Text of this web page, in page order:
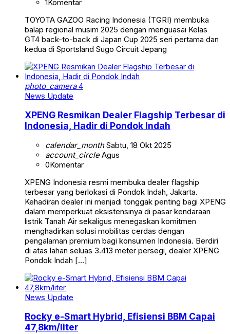
1 Komentar
TOYOTA GAZOO Racing Indonesia (TGRI) membuka
balap regional musim 2025 dengan menguasai Kelas
GT4 back-to-back di Japan Cup 2025 seri pertama dan
kedua di Sportsland Sugo Circuit Jepang
photo_camera4
News Update
XPENG Resmikan Dealer Flagship Terbesar di
Indonesia, Hadir di Pondok Indah
calendar_monthSabtu, 18 Okt 2025
account_circleAgus
0Komentar
XPENG Indonesia resmi membuka dealer flagship
terbesar yang berlokasi di Pondok Indah, Jakarta.
Kehadiran dealer ini menjadi tonggak penting bagi XPENG
dalam memperkuat eksistensinya di pasar kendaraan
listrik Tanah Air sekaligus menegaskan komitmen
menghadirkan solusi mobilitas cerdas dengan
pengalaman premium bagi konsumen Indonesia. Berdiri
di atas lahan seluas 3.413 meter persegi, dealer XPENG
Pondok Indah […]
News Update
Rocky e-Smart Hybrid, Efisiensi BBM Capai
47,8km/liter